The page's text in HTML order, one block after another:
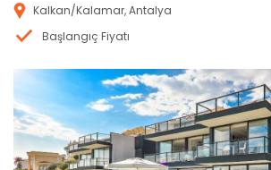
Kalkan/Kalamar, Antalya
Başlangıç Fiyatı